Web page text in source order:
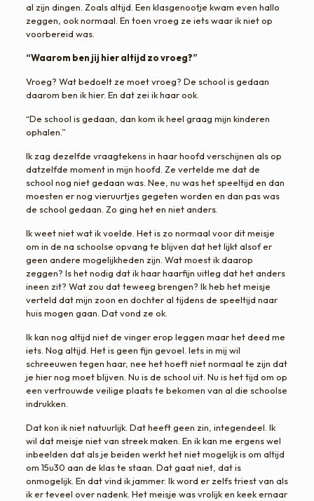
al zijn dingen. Zoals altijd. Een klasgenootje kwam even hallo
zeggen, ook normaal. En toen vroeg ze iets waar ik niet op
voorbereid was.
“Waarom ben jij hier altijd zo vroeg?”
Vroeg? Wat bedoelt ze moet vroeg? De school is gedaan
daarom ben ik hier. En dat zei ik haar ook.
“De school is gedaan, dan kom ik heel graag mijn kinderen
ophalen.”
Ik zag dezelfde vraagtekens in haar hoofd verschijnen als op
datzelfde moment in mijn hoofd. Ze vertelde me dat de
school nog niet gedaan was. Nee, nu was het speeltijd en dan
moesten er nog vieruurtjes gegeten worden en dan pas was
de school gedaan. Zo ging het en niet anders.
Ik weet niet wat ik voelde. Het is zo normaal voor dit meisje
om in de na schoolse opvang te blijven dat het lijkt alsof er
geen andere mogelijkheden zijn. Wat moest ik daarop
zeggen? Is het nodig dat ik haar haarfijn uitleg dat het anders
ineen zit? Wat zou dat teweeg brengen? Ik heb het meisje
verteld dat mijn zoon en dochter al tijdens de speeltijd naar
huis mogen gaan. Dat vond ze ok.
Ik kan nog altijd niet de vinger erop leggen maar het deed me
iets. Nog altijd. Het is geen fijn gevoel. Iets in mij wil
schreeuwen tegen haar, nee het hoeft niet normaal te zijn dat
je hier nog moet blijven. Nu is de school uit. Nu is het tijd om op
een vertrouwde veilige plaats te bekomen van al die schoolse
indrukken.
Dat kon ik niet natuurlijk. Dat heeft geen zin, integendeel. Ik
wil dat meisje niet van streek maken. En ik kan me ergens wel
inbeelden dat als je beiden werkt het niet mogelijk is om altijd
om 15u30 aan de klas te staan. Dat gaat niet, dat is
onmogelijk. En dat vind ik jammer. Ik word er zelfs triest van als
ik er teveel over nadenk. Het meisje was vrolijk en keek ernaar